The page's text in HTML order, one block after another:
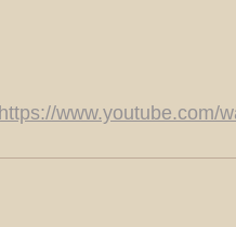
https://www.youtube.com/